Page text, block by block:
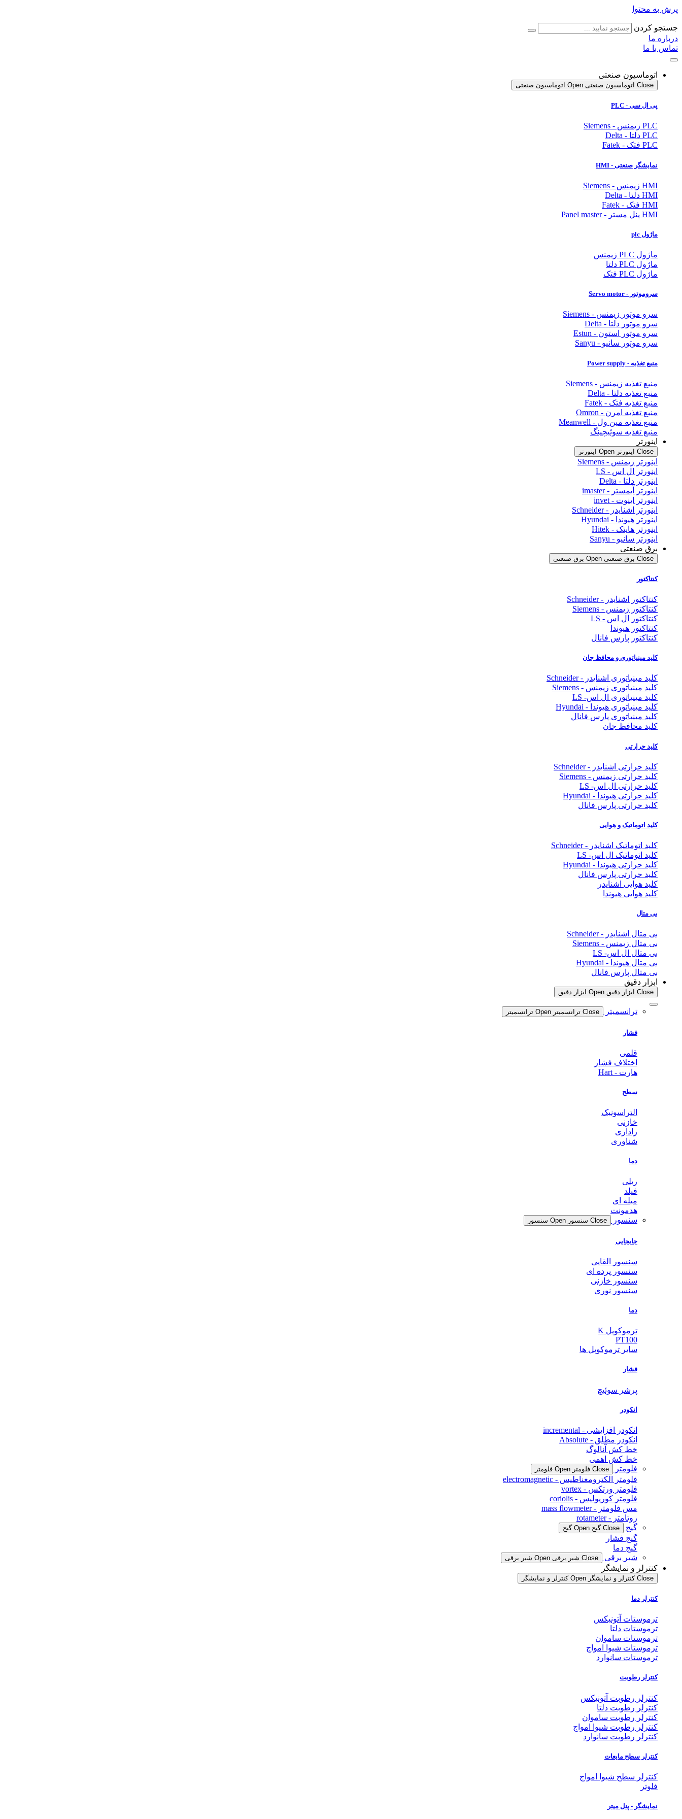
پرش به محتوا
جستجو کردن
درباره ما
تماس با ما
اتوماسیون صنعتی
Close اتوماسیون صنعتی Open اتوماسیون صنعتی
پی ال سی - PLC
PLC زیمنس - Siemens
PLC دلتا - Delta
PLC فتک - Fatek
نمایشگر صنعتی - HMI
HMI زیمنس - Siemens
HMI دلتا - Delta
HMI فتک - Fatek
HMI پنل مستر - Panel master
ماژول plc
ماژول PLC زیمنس
ماژول PLC دلتا
ماژول PLC فتک
سروموتور - Servo motor
سرو موتور زیمنس - Siemens
سرو موتور دلتا - Delta
سرو موتور استون - Estun
سرو موتور سانیو - Sanyu
منبع تغذیه - Power supply
منبع تغذیه زیمنس - Siemens
منبع تغذیه دلتا - Delta
منبع تغذیه فتک - Fatek
منبع تغذیه امرن - Omron
منبع تغذیه مین ول - Meanwell
منبع تغذیه سوئیچینگ
اینورتر
Close اینورتر Open اینورتر
اینورتر زیمنس - Siemens
اینورتر ال اس - LS
اینورتر دلتا - Delta
اینورتر آیمستر - imaster
اینورتر اینوت - invet
اینورتر اشنایدر - Schneider
اینورتر هیوندا - Hyundai
اینورتر هایتک - Hitek
اینورتر سانیو - Sanyu
برق صنعتی
Close برق صنعتی Open برق صنعتی
کنتاکتور
کنتاکتور اشنایدر - Schneider
کنتاکتور زیمنس - Siemens
کنتاکتور ال اس - LS
کنتاکتور هیوندا
کنتاکتور پارس فانال
کلید مینیاتوری و محافظ جان
کلید مینیاتوری اشنایدر - Schneider
کلید مینیاتوری زیمنس - Siemens
کلید مینیاتوری ال اس- LS
کلید مینیاتوری هیوندا - Hyundai
کلید مینیاتوری پارس فانال
کلید محافظ جان
کلید حرارتی
کلید حرارتی اشنایدر - Schneider
کلید حرارتی زیمنس - Siemens
کلید حرارتی ال اس- LS
کلید حرارتی هیوندا - Hyundai
کلید حرارتی پارس فانال
کلید اتوماتیک و هوایی
کلید اتوماتیک اشنایدر - Schneider
کلید اتوماتیک ال اس- LS
کلید حرارتی هیوندا - Hyundai
کلید حرارتی پارس فانال
کلید هوایی اشنایدر
کلید هوایی هیوندا
بی متال
بی متال اشنایدر - Schneider
بی متال زیمنس - Siemens
بی متال ال اس- LS
بی متال هیوندا - Hyundai
بی متال پارس فانال
ابزار دقیق
Close ابزار دقیق Open ابزار دقیق
ترانسمیتر Close ترانسمیتر Open ترانسمیتر
فشار
قلمی
اختلاف فشار
هارت - Hart
سطح
التراسونیک
خازنی
راداری
شناوری
دما
ریلی
فیلد
میله ای
هدمونت
سنسور
Close سنسور Open سنسور
جابجایی
سنسور القایی
سنسور پرده ای
سنسور خازنی
سنسور نوری
دما
ترموکوپل K
PT100
سایر ترموکوپل ها
فشار
پرشر سوئیچ
انکودر
انکودر افزایشی - incremental
انکودر مطلق - Absolute
خط کش آنالوگ
خط کش اهمی
فلومتر
Close فلومتر Open فلومتر
فلومتر الکترومغناطیس - electromagnetic
فلومتر ورتکس - vortex
فلومتر کوریولیس - coriolis
مس فلومتر - mass flowmeter
روتامتر - rotameter
گیج
Close گیج Open گیج
گیج فشار
گیج دما
شیر برقی
Close شیر برقی Open شیر برقی
کنترلر و نمایشگر
Close کنترلر و نمایشگر Open کنترلر و نمایشگر
کنترلر دما
ترموستات آتونیکس
ترموستات دلتا
ترموستات ساموان
ترموستات شیوا امواج
ترموستات سانوارد
کنترلر رطوبت
کنترلر رطوبت آتونیکس
کنترلر رطوبت دلتا
کنترلر رطوبت ساموان
کنترلر رطوبت شیوا امواج
کنترلر رطوبت سانوارد
کنترلر سطح مایعات
کنترلر سطح شیوا امواج
فلوتر
نمایشگر - پنل میتر